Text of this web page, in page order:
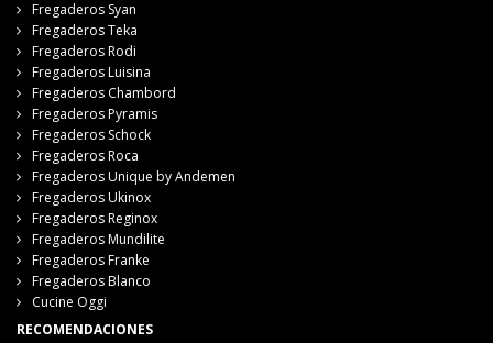
Fregaderos Syan
Fregaderos Teka
Fregaderos Rodi
Fregaderos Luisina
Fregaderos Chambord
Fregaderos Pyramis
Fregaderos Schock
Fregaderos Roca
Fregaderos Unique by Andemen
Fregaderos Ukinox
Fregaderos Reginox
Fregaderos Mundilite
Fregaderos Franke
Fregaderos Blanco
Cucine Oggi
RECOMENDACIONES